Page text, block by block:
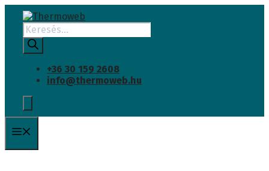
Kilépés
tartalomba
Products
search
+36 30 159 2608
info@thermoweb.hu
INGYENES SZÁLLÍTÁS